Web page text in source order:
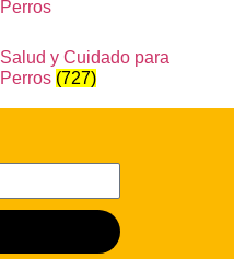
Salud y Cuidado para
Perros (727)